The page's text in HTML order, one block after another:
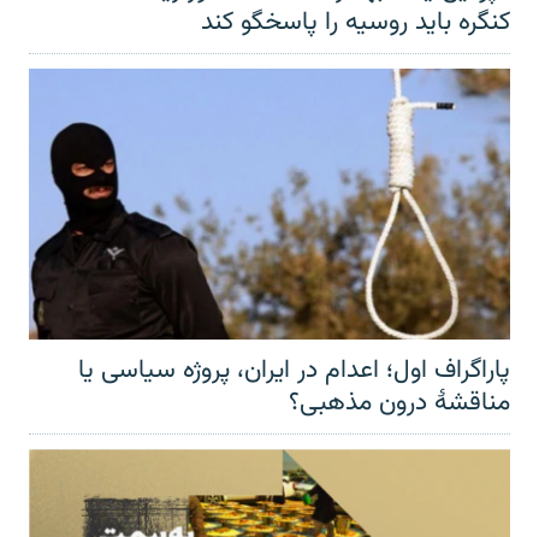
کنگره باید روسیه را پاسخگو کند
پاراگراف اول؛ اعدام در ایران، پروژه سیاسی یا
مناقشهٔ درون مذهبی؟